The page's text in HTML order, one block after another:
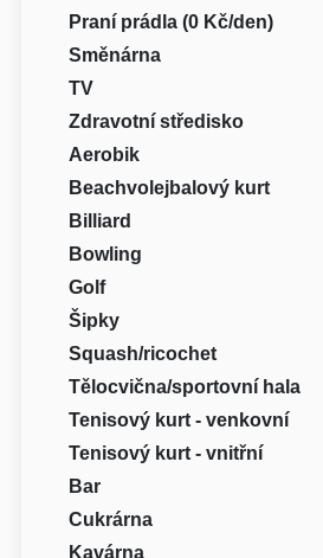
Praní prádla (0 Kč/den)
Směnárna
TV
Zdravotní středisko
Aerobik
Beachvolejbalový kurt
Billiard
Bowling
Golf
Šipky
Squash/ricochet
Tělocvična/sportovní hala
Tenisový kurt - venkovní
Tenisový kurt - vnitřní
Bar
Cukrárna
Kavárna